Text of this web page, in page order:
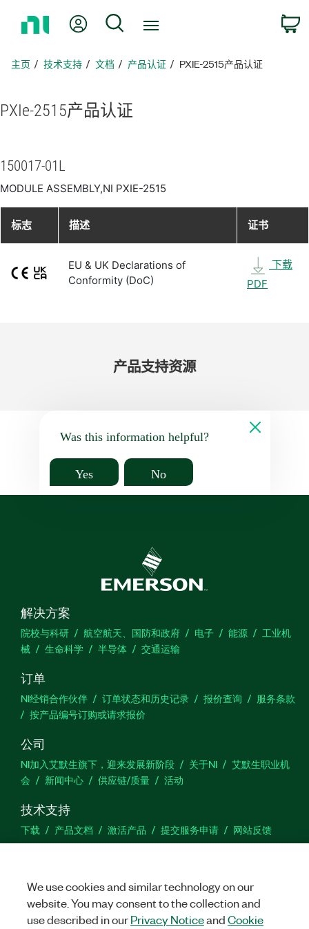
页
我的账户 搜索
主页 技术支持 文档 产品认证 PXIE-2515产品认证
PXIe-2515产品认证
150017-01L
MODULE ASSEMBLY,NI PXIE-2515
标志 描述 证书
EU & UK Declarations of
Conformity (DoC)
下载
PDF
产品​支持​资源
Was this information helpful?
Yes No
解决方案
院校与科研 航空航天、国防和政府 电子 能源
工业机
械
生命科学 半导体 交通运输
订单
NI经销合作伙伴 订单状态和历史记录 报价查询
服务条款
按产品编号订购或请求报价
公司
NI加入艾默生旗下，迎来发展新阶段 关于NI
艾默生职业机
会
新闻中心 供应链/质量 活动
技术支持
下载 产品文档 激活产品 提交服务申请 网站反馈
We use cookies and similar technology on our
website. You may consent to the collection and
use described in ourPrivacy NoticeandCookie